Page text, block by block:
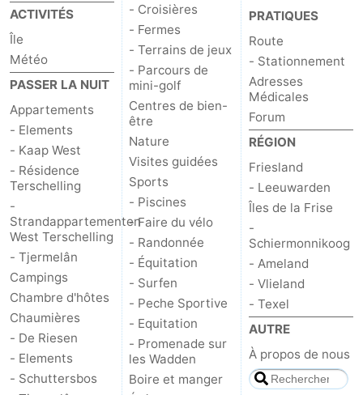
ACTIVITÉS
Île
Météo
PASSER LA NUIT
Appartements
- Elements
- Kaap West
- Résidence
Terschelling
-
Strandappartementen
West Terschelling
- Tjermelân
Campings
Chambre d'hôtes
Chaumières
- De Riesen
- Elements
- Schuttersbos
- Croisières
- Fermes
- Terrains de jeux
- Parcours de
mini-golf
Centres de bien-
être
Nature
Visites guidées
Sports
- Piscines
- Faire du vélo
- Randonnée
- Équitation
- Surfen
- Peche Sportive
- Equitation
- Promenade sur
les Wadden
Boire et manger
PRATIQUES
Route
- Stationnement
Adresses
Médicales
Forum
RÉGION
Friesland
- Leeuwarden
Îles de la Frise
-
Schiermonnikoog
- Ameland
- Vlieland
- Texel
AUTRE
À propos de nous